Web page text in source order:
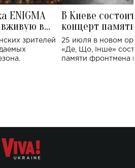
ENIGMA
в
концерт
зрителей
В Киеве
концерт
Клименко:
исполнят песни
25 июля в новом
«Де, Що, Інше»
памяти фронтмена